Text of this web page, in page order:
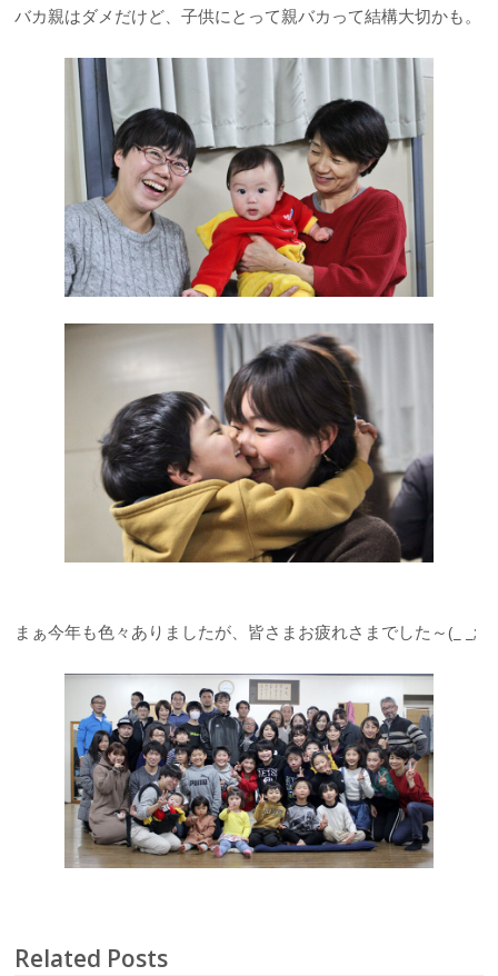
バカ親はダメだけど、子供にとって親バカって結構大切かも。
まぁ今年も色々ありましたが、皆さまお疲れさまでした～(_ _;
Related Posts